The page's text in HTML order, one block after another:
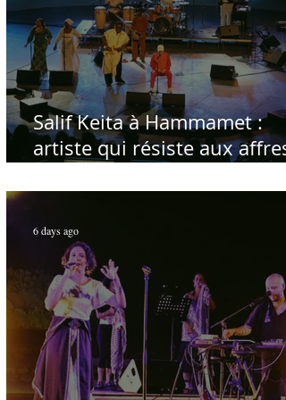
Salif Keita à Hammamet :
artiste qui résiste aux affres
6 days ago